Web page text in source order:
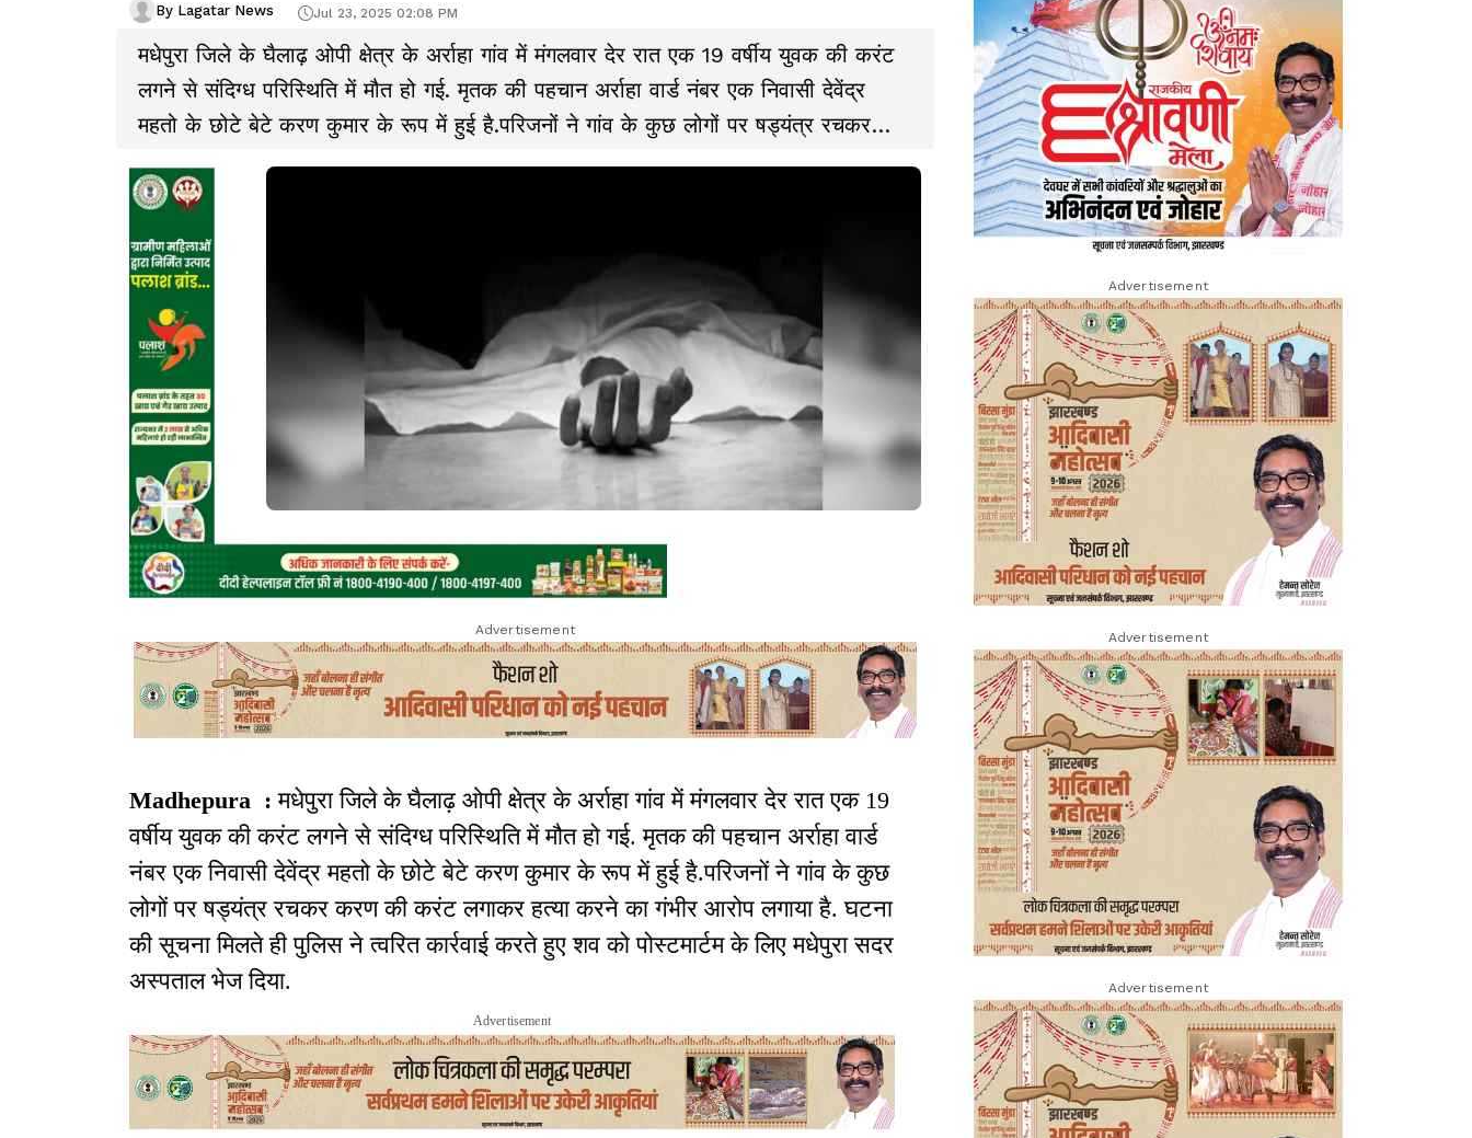
By Lagatar News Jul 23, 2025 02:08 PM
मधेपुरा जिले के घैलाढ़ ओपी क्षेत्र के अर्राहा गांव में मंगलवार देर रात एक 19 वर्षीय युवक की करंट
लगने से संदिग्ध परिस्थिति में मौत हो गई. मृतक की पहचान अर्राहा वार्ड नंबर एक निवासी देवेंद्र
महतो के छोटे बेटे करण कुमार के रूप में हुई है.परिजनों ने गांव के कुछ लोगों पर षड्यंत्र रचकर
करण की करंट लगाकर हत्या करने का गंभीर आरोप लगाया है.
Advertisement
Madhepura :मधेपुरा जिले के घैलाढ़ ओपी क्षेत्र के अर्राहा गांव में मंगलवार देर रात एक 19
वर्षीय युवक की करंट लगने से संदिग्ध परिस्थिति में मौत हो गई. मृतक की पहचान अर्राहा वार्ड
नंबर एक निवासी देवेंद्र महतो के छोटे बेटे करण कुमार के रूप में हुई है.परिजनों ने गांव के कुछ
लोगों पर षड्यंत्र रचकर करण की करंट लगाकर हत्या करने का गंभीर आरोप लगाया है. घटना
की सूचना मिलते ही पुलिस ने त्वरित कार्रवाई करते हुए शव को पोस्टमार्टम के लिए मधेपुरा सदर
अस्पताल भेज दिया.
Advertisement
Advertisement
Advertisement
Advertisement